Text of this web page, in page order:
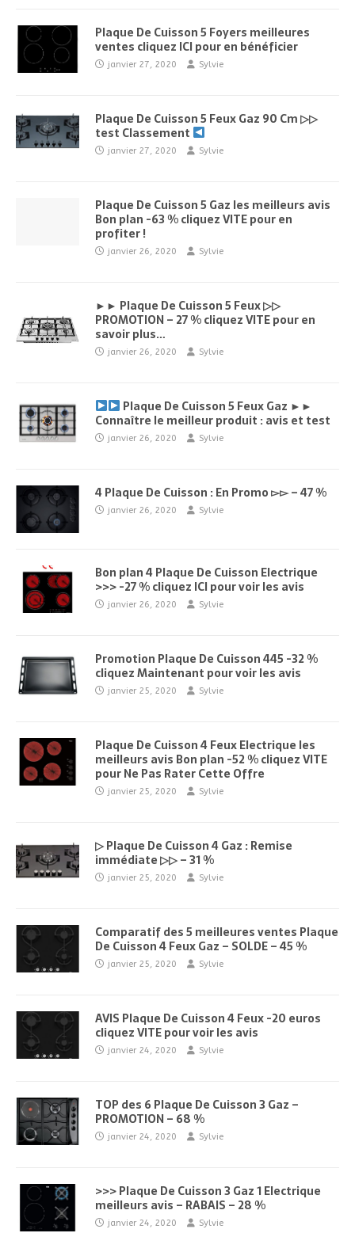
Plaque De Cuisson 5 Foyers meilleures
ventes cliquez ICI pour en bénéficier
janvier 27, 2020 Sylvie
Plaque De Cuisson 5 Feux Gaz 90 Cm ▷▷
test Classement
janvier 27, 2020 Sylvie
Plaque De Cuisson 5 Gaz les meilleurs avis
Bon plan -63 % cliquez VITE pour en
profiter !
janvier 26, 2020 Sylvie
►► Plaque De Cuisson 5 Feux ▷▷
PROMOTION – 27 % cliquez VITE pour en
savoir plus…
janvier 26, 2020 Sylvie
Plaque De Cuisson 5 Feux Gaz ►►
Connaître le meilleur produit : avis et test
janvier 26, 2020 Sylvie
4 Plaque De Cuisson : En Promo ▻▻ – 47 %
janvier 26, 2020 Sylvie
Bon plan 4 Plaque De Cuisson Electrique
>>> -27 % cliquez ICI pour voir les avis
janvier 26, 2020 Sylvie
Promotion Plaque De Cuisson 445 -32 %
cliquez Maintenant pour voir les avis
janvier 25, 2020 Sylvie
Plaque De Cuisson 4 Feux Electrique les
meilleurs avis Bon plan -52 % cliquez VITE
pour Ne Pas Rater Cette Offre
janvier 25, 2020 Sylvie
▷ Plaque De Cuisson 4 Gaz : Remise
immédiate ▷▷ – 31 %
janvier 25, 2020 Sylvie
Comparatif des 5 meilleures ventes Plaque
De Cuisson 4 Feux Gaz – SOLDE – 45 %
janvier 25, 2020 Sylvie
AVIS Plaque De Cuisson 4 Feux -20 euros
cliquez VITE pour voir les avis
janvier 24, 2020 Sylvie
TOP des 6 Plaque De Cuisson 3 Gaz –
PROMOTION – 68 %
janvier 24, 2020 Sylvie
>>> Plaque De Cuisson 3 Gaz 1 Electrique
meilleurs avis – RABAIS – 28 %
janvier 24, 2020 Sylvie